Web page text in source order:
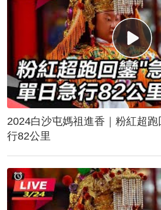
2024白沙屯媽祖進香｜粉紅超跑回鑾
行82公里